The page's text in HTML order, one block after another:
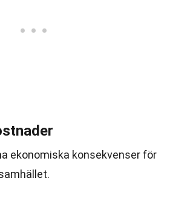
ekonomiska konsekvenser för